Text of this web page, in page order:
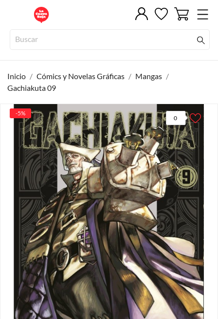
Inicio Cómics y Novelas Gráficas
Mangas
Gachiakuta 09
0
-5%